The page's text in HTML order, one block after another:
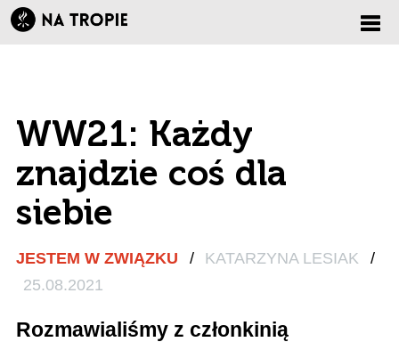
WW21: Każdy
znajdzie coś dla
siebie
JESTEM W ZWIĄZKU / KATARZYNA LESIAK
/
25.08.2021
Rozmawialiśmy z członkinią